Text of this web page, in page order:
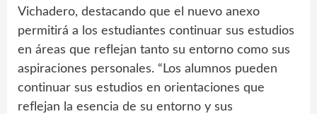
Vichadero, destacando que el nuevo anexo
permitirá a los estudiantes continuar sus estudios
en áreas que reflejan tanto su entorno como sus
aspiraciones personales. “Los alumnos pueden
continuar sus estudios en orientaciones que
reflejan la esencia de su entorno y sus